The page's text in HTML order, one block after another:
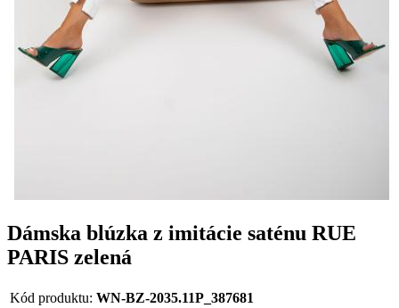
Dámska blúzka z imitácie saténu RUE
PARIS zelená
Kód produktu: WN-BZ-2035.11P_387681